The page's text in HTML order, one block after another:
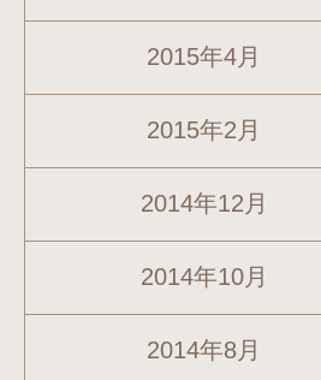
2015年4月
2015年2月
2014年12月
2014年10月
2014年8月